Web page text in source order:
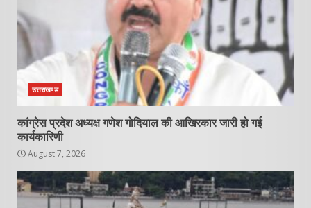
उत्तराखण्ड
कांग्रेस प्रदेश अध्यक्ष गणेश गोदियाल की आखिरकार जारी हो गई
कार्यकारिणी
August 7, 2026